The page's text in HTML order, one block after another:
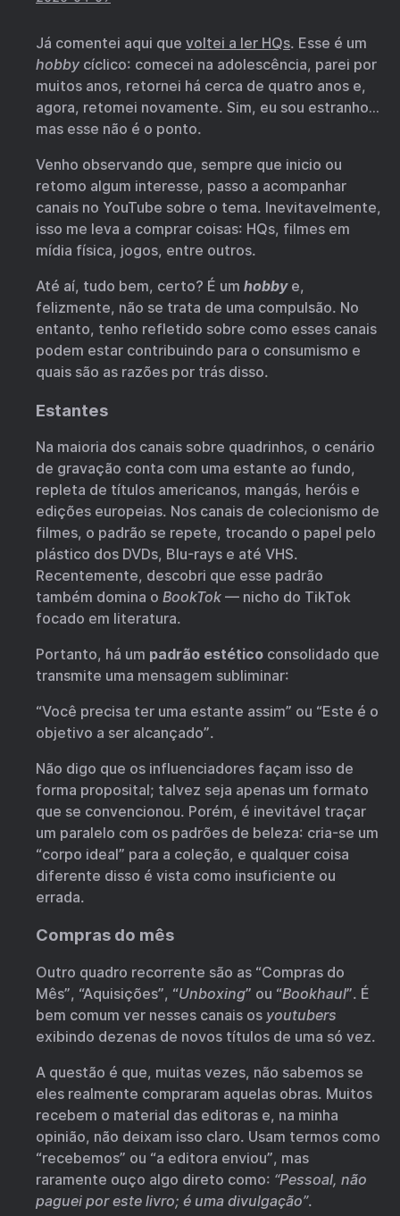
Já comentei aqui que voltei a ler HQs. Esse é um
hobby cíclico: comecei na adolescência, parei por
muitos anos, retornei há cerca de quatro anos e,
agora, retomei novamente. Sim, eu sou estranho…
mas esse não é o ponto.
Venho observando que, sempre que inicio ou
retomo algum interesse, passo a acompanhar
canais no YouTube sobre o tema. Inevitavelmente,
isso me leva a comprar coisas: HQs, filmes em
mídia física, jogos, entre outros.
Até aí, tudo bem, certo? É um hobbye,
felizmente, não se trata de uma compulsão. No
entanto, tenho refletido sobre como esses canais
podem estar contribuindo para o consumismo e
quais são as razões por trás disso.
Estantes
Na maioria dos canais sobre quadrinhos, o cenário
de gravação conta com uma estante ao fundo,
repleta de títulos americanos, mangás, heróis e
edições europeias. Nos canais de colecionismo de
filmes, o padrão se repete, trocando o papel pelo
plástico dos DVDs, Blu-rays e até VHS.
Recentemente, descobri que esse padrão
também domina o BookTok — nicho do TikTok
focado em literatura.
Portanto, há um padrão estético consolidado que
transmite uma mensagem subliminar:
“Você precisa ter uma estante assim” ou “Este é o
objetivo a ser alcançado”.
Não digo que os influenciadores façam isso de
forma proposital; talvez seja apenas um formato
que se convencionou. Porém, é inevitável traçar
um paralelo com os padrões de beleza: cria-se um
“corpo ideal” para a coleção, e qualquer coisa
diferente disso é vista como insuficiente ou
errada.
Compras do mês
Outro quadro recorrente são as “Compras do
Mês”, “Aquisições”, “Unboxing” ou “Bookhaul”. É
bem comum ver nesses canais os youtubers
exibindo dezenas de novos títulos de uma só vez.
A questão é que, muitas vezes, não sabemos se
eles realmente compraram aquelas obras. Muitos
recebem o material das editoras e, na minha
opinião, não deixam isso claro. Usam termos como
“recebemos” ou “a editora enviou”, mas
raramente ouço algo direto como: “Pessoal, não
paguei por este livro; é uma divulgação”.